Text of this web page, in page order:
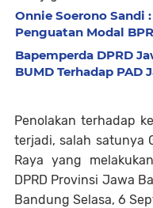
Onnie Soerono Sandi
Penguatan Modal
Bapemperda DPRD
BUMD Terhadap PAD
Penolakan terhadap
terjadi, salah satunya
Raya yang
DPRD Provinsi Jawa
Bandung Selasa, 6